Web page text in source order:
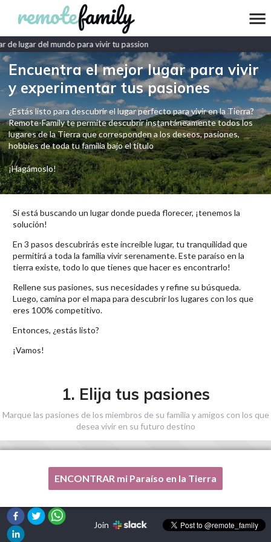
de lugar del mundo para vivir tu passion
Encuentra el mejor lugar para vivir
y experimentar tus pasiones
¿Estás listo para descubrir el lugar perfecto para vivir en la Tierra?
Remote-Family te permite descubrir instantáneamente todos los
lugares de la Tierra que corresponden a los deseos, pasiones,
hobbies de toda tu familia bajo el título
¡Hagámoslo!
Si está buscando un lugar donde pueda florecer, ¡tenemos la
solución!
En 3 pasos descubrirás este increíble lugar, tu tranquilidad que
permitirá a toda la familia vivir serenamente. Este paraíso en la
tierra existe, todo lo que tienes que hacer es encontrarlo!
Rellene sus pasiones, sus necesidades y refine su búsqueda.
Luego, camina por el mapa para descubrir los lugares con los que
eres 100% competitivo.
Entonces, ¿estás listo?
¡Vamos!
1. Elija tus pasiones
Marque las pasiones de los miembros de su familia y amigos con los que
desea vivir en su futuro destino
Una de mis pasiones no está en esta lista, por favor,
ENCONTRAR mi Paraíso en la Tierra
Join